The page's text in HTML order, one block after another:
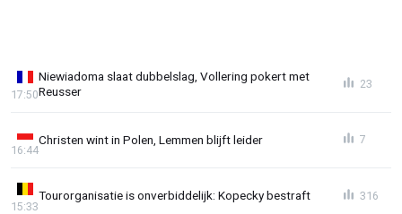
Niewiadoma slaat dubbelslag, Vollering pokert met
Reusser
17:50
23
Christen wint in Polen, Lemmen blijft leider
16:44
7
Tourorganisatie is onverbiddelijk: Kopecky bestraft
15:33
316